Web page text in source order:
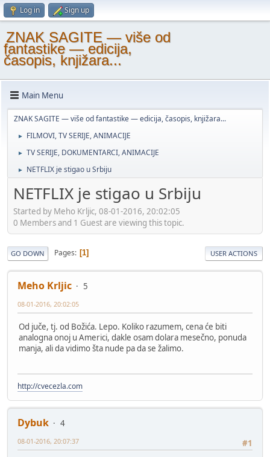
Log in Sign up
ZNAK SAGITE — više od
fantastike — edicija,
časopis, knjižara...
Main Menu
ZNAK SAGITE — više od fantastike — edicija, časopis, knjižara...
► FILMOVI, TV SERIJE, ANIMACIJE
► TV SERIJE, DOKUMENTARCI, ANIMACIJE
► NETFLIX je stigao u Srbiju
NETFLIX je stigao u Srbiju
Started by Meho Krljic, 08-01-2016, 20:02:05
0 Members and 1 Guest are viewing this topic.
GO DOWN Pages 1 USER ACTIONS
Meho Krljic 5
08-01-2016, 20:02:05
Od juče, tj. od Božića. Lepo. Koliko razumem, cena će biti
analogna onoj u Americi, dakle osam dolara mesečno, ponuda
manja, ali da vidimo šta nude pa da se žalimo.
http://cvecezla.com
Dybuk
4
#1
08-01-2016, 20:07:37